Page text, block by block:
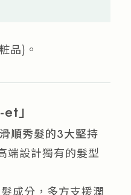
品)。
」
順秀髮的3大堅持
端設計獨有的髮型